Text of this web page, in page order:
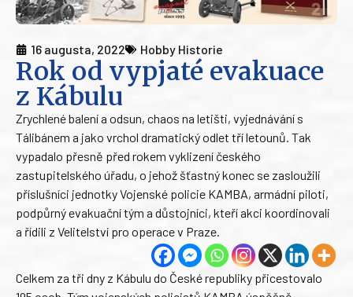
16 augusta, 2022 Hobby Historie
Rok od vypjaté evakuace
z Kábulu
Zrychlené balení a odsun, chaos na letišti, vyjednávání s
Tálibánem a jako vrchol dramatický odlet tří letounů. Tak
vypadalo přesně před rokem vyklizení českého
zastupitelského úřadu, o jehož šťastný konec se zasloužili
příslušníci jednotky Vojenské policie KAMBA, armádní piloti,
podpůrný evakuační tým a důstojníci, kteří akci koordinovali
a řídili z Velitelství pro operace v Praze.
Celkem za tři dny z Kábulu do České republiky přicestovalo